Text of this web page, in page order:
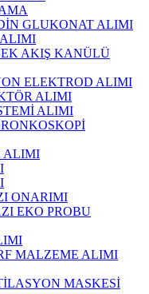
GLUKONAT ALIMI
ALIMI
AKIŞ KANÜLÜ
ELEKTROD ALIMI
ALIMI
ALIMI
ALIMI
ONARIMI
EKO PROBU
MALZEME ALIMI
MASKESİ